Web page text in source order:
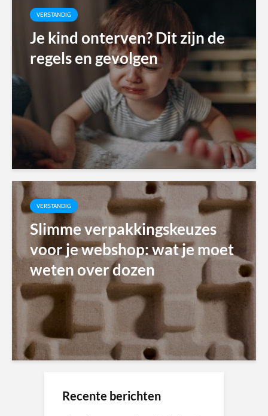
VERSTANDIG
Je kind onterven? Dit zijn de
regels en gevolgen
VERSTANDIG
Slimme verpakkingskeuzes
voor je webshop: wat je moet
weten over dozen
Recente berichten